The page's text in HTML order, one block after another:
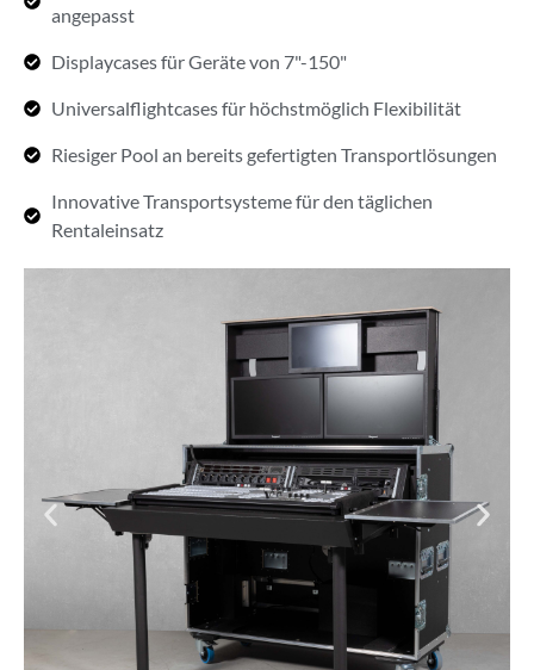
angepasst
Displaycases für Geräte von 7"-150"
Universalflightcases für höchstmöglich Flexibilität
Riesiger Pool an bereits gefertigten Transportlösungen
Innovative Transportsysteme für den täglichen
Rentaleinsatz